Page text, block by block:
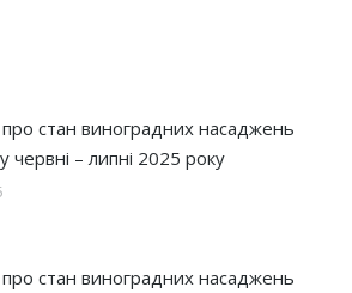
про стан виноградних насаджень
червні – липні 2025 року
про стан виноградних насаджень